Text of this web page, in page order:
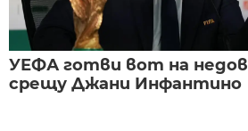
УЕФА готви вот на
срещу Джани Инфантино